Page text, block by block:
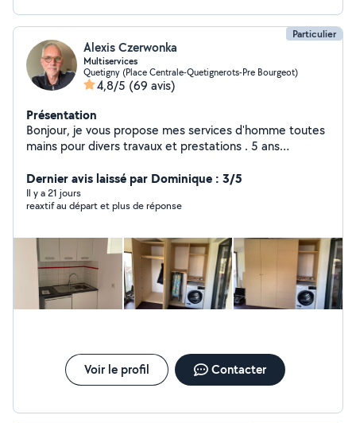
Particulier
Alexis Czerwonka
Multiservices
Quetigny (Place Centrale-Quetignerots-Pre Bourgeot)
4,8/5 (69 avis)
Présentation
Bonjour, je vous propose mes services d'homme toutes
mains pour divers travaux et prestations . 5 ans
retours clients grâce a mon sérieux et ma rigueur du
travail bien fait. N'hésitez pas a me contacter si besoins
Alexis
Dernier avis laissé par Dominique : 3/5
Il y a 21 jours
reaxtif au départ et plus de réponse
Voir le profil Contacter